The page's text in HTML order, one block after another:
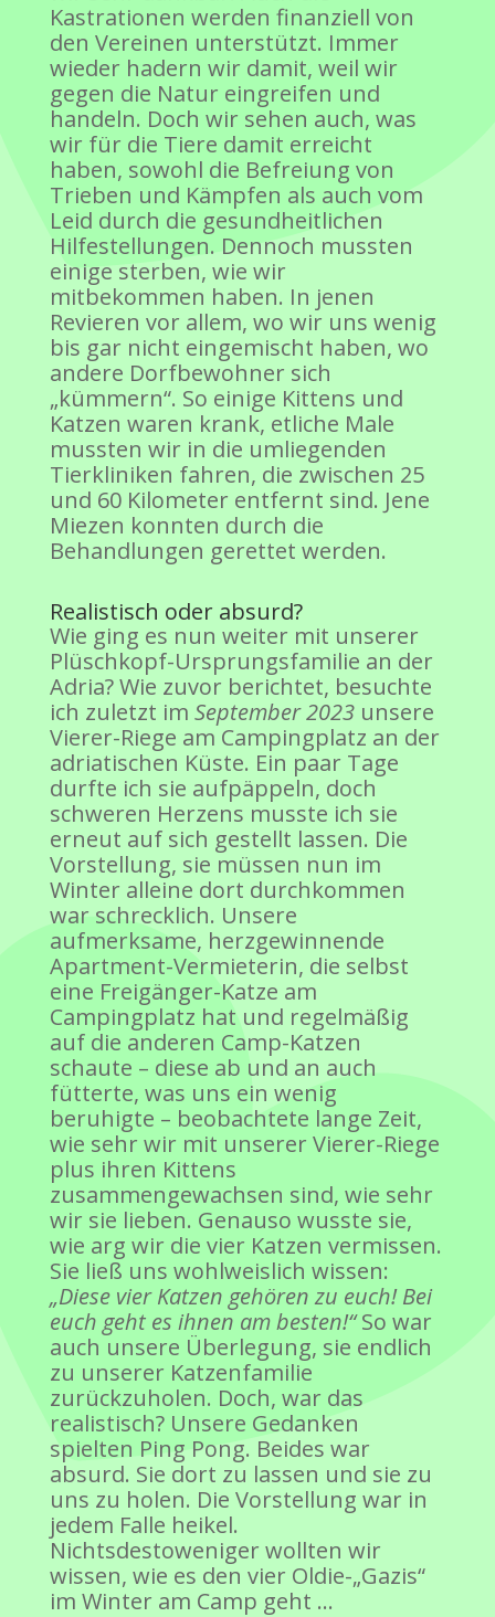
Kastrationen werden finanziell von
den Vereinen unterstützt. Immer
wieder hadern wir damit, weil wir
gegen die Natur eingreifen und
handeln. Doch wir sehen auch, was
wir für die Tiere damit erreicht
haben, sowohl die Befreiung von
Trieben und Kämpfen als auch vom
Leid durch die gesundheitlichen
Hilfestellungen. Dennoch mussten
einige sterben, wie wir
mitbekommen haben. In jenen
Revieren vor allem, wo wir uns wenig
bis gar nicht eingemischt haben, wo
andere Dorfbewohner sich
„kümmern“. So einige Kittens und
Katzen waren krank, etliche Male
mussten wir in die umliegenden
Tierkliniken fahren, die zwischen 25
und 60 Kilometer entfernt sind. Jene
Miezen konnten durch die
Behandlungen gerettet werden.
Realistisch oder absurd?
Wie ging es nun weiter mit unserer
Plüschkopf-Ursprungsfamilie an der
Adria? Wie zuvor berichtet, besuchte
ich zuletzt im September 2023unsere
Vierer-Riege am Campingplatz an der
adriatischen Küste. Ein paar Tage
durfte ich sie aufpäppeln, doch
schweren Herzens musste ich sie
erneut auf sich gestellt lassen. Die
Vorstellung, sie müssen nun im
Winter alleine dort durchkommen
war schrecklich. Unsere
aufmerksame, herzgewinnende
Apartment-Vermieterin, die selbst
eine Freigänger-Katze am
Campingplatz hat und regelmäßig
auf die anderen Camp-Katzen
schaute – diese ab und an auch
fütterte, was uns ein wenig
beruhigte – beobachtete lange Zeit,
wie sehr wir mit unserer Vierer-Riege
plus ihren Kittens
zusammengewachsen sind, wie sehr
wir sie lieben. Genauso wusste sie,
wie arg wir die vier Katzen vermissen.
Sie ließ uns wohlweislich wissen:
„Diese vier Katzen gehören zu euch! Bei
euch geht es ihnen am besten!“So war
auch unsere Überlegung, sie endlich
zu unserer Katzenfamilie
zurückzuholen. Doch, war das
realistisch? Unsere Gedanken
spielten Ping Pong. Beides war
absurd. Sie dort zu lassen und sie zu
uns zu holen. Die Vorstellung war in
jedem Falle heikel.
Nichtsdestoweniger wollten wir
wissen, wie es den vier Oldie-„Gazis“
im Winter am Camp geht …